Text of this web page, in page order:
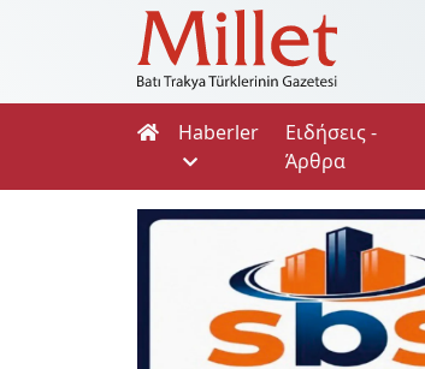
Haberler
Ειδήσεις -
Άρθρα